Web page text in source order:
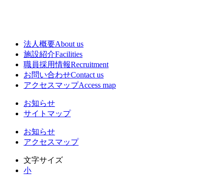
法人概要About us
施設紹介Facilities
職員採用情報Recruitment
お問い合わせContact us
アクセスマップAccess map
お知らせ
サイトマップ
お知らせ
アクセスマップ
文字サイズ
小